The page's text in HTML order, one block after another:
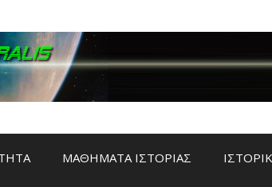
ΜΑΘΗΜΑΤΑ ΙΣΤΟΡΙΑΣ